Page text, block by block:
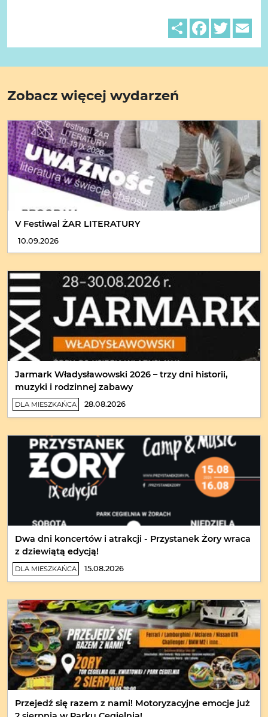
ShareFacebook
Twitter
Zobacz więcej wydarzeń
V Festiwal ŻAR LITERATURY
10.09.2026
Jarmark Władysławowski 2026 – trzy dni historii,
muzyki i rodzinnej zabawy
DLA MIESZKAŃCA 28.08.2026
Dwa dni koncertów i atrakcji - Przystanek Żory wraca
z dziewiątą edycją!
DLA MIESZKAŃCA 15.08.2026
Przejedź się razem z nami! Motoryzacyjne emocje już